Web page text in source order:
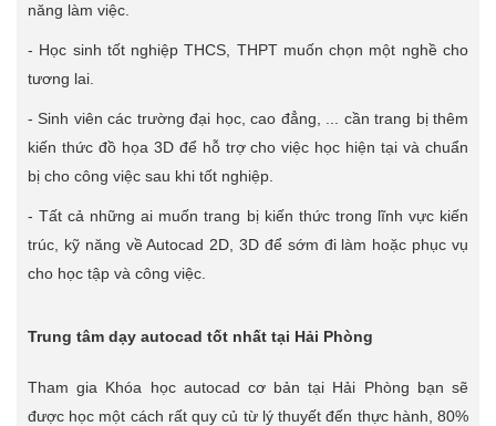
năng làm việc.
- Học sinh tốt nghiệp THCS, THPT muốn chọn một nghề cho
tương lai.
- Sinh viên các trường đại học, cao đẳng, ... cần trang bị thêm
kiến thức đồ họa 3D để hỗ trợ cho việc học hiện tại và chuẩn
bị cho công việc sau khi tốt nghiệp.
- Tất cả những ai muốn trang bị kiến thức trong lĩnh vực kiến
trúc, kỹ năng về Autocad 2D, 3D để sớm đi làm hoặc phục vụ
cho học tập và công việc.
Trung tâm dạy autocad tốt nhất tại Hải Phòng
Tham gia Khóa học autocad cơ bản tại Hải Phòng bạn sẽ
được học một cách rất quy củ từ lý thuyết đến thực hành, 80%